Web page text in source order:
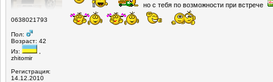
0638021793
Пол:
Возраст: 42
Из:
zhitomir
Регистрация:
14.12.2010
но с тебя по возможности при встрече